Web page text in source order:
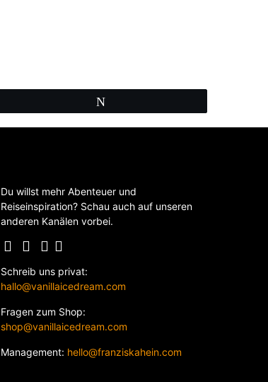
Du willst mehr Abenteuer und
Reiseinspiration? Schau auch auf unseren
anderen Kanälen vorbei.
Schreib uns privat:
hallo@vanillaicedream.com
Fragen zum Shop:
shop@vanillaicedream.com
Management: hello@franziskahein.com